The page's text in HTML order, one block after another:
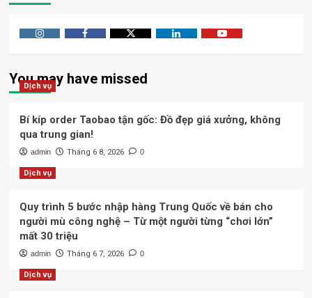
You may have missed
Dịch vụ
Bí kíp order Taobao tận gốc: Đồ đẹp giá xưởng, không
qua trung gian!
admin Tháng 6 8, 2026 0
Dịch vụ
Quy trình 5 bước nhập hàng Trung Quốc về bán cho
người mù công nghệ – Từ một người từng “chơi lớn”
mất 30 triệu
admin Tháng 6 7, 2026 0
Dịch vụ